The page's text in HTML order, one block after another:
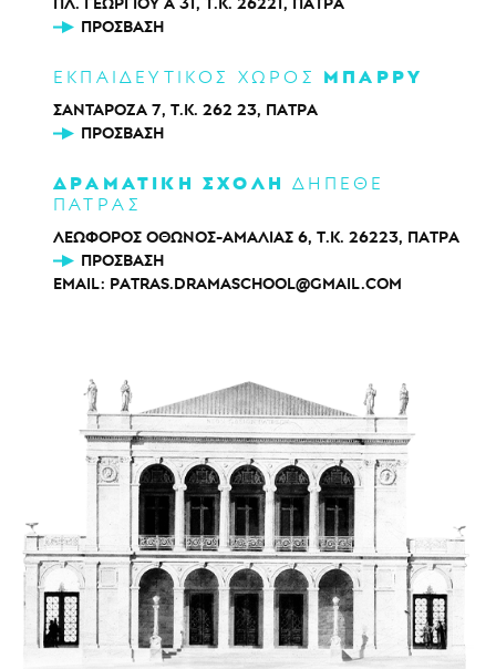
ΠΡΌΣΒΑΣΗ
ΕΚΠΑΙΔΕΥΤΙΚΟΣ ΧΩΡΟΣ ΜΠΑΡΡΥ
ΣΑΝΤΑΡΟΖΑ 7, Τ.Κ. 262 23, ΠΑΤΡΑ
ΠΡΌΣΒΑΣΗ
ΔΡΑΜΑΤΙΚΗ ΣΧΟΛΗ ΔΗΠΕΘΕ
ΠΑΤΡΑΣ
ΛΕΩΦΟΡΟΣ ΟΘΩΝΟΣ-ΑΜΑΛΙΑΣ 6, Τ.Κ. 26223, ΠΑΤΡΑ
ΠΡΌΣΒΑΣΗ
EMAIL: PATRAS.DRAMASCHOOL@GMAIL.COM